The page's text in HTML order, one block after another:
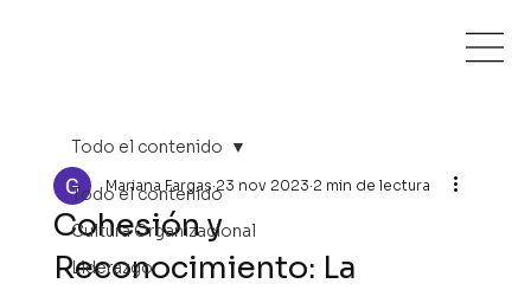
Todo el contenido
Cultura Organizacional
Liderazgo
Todo el contenido
Cohesión y
Reconocimiento: La
Mariana Fargas 23 nov 2023 2 min de lectura